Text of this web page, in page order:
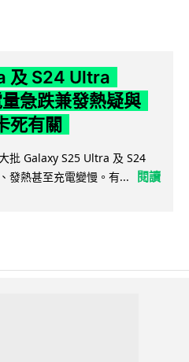
及 S24 Ultra
急跌兼發熱疑與
死有關
批 Galaxy S25 Ultra 及 S24
發熱甚至充電變慢。有...
閱讀